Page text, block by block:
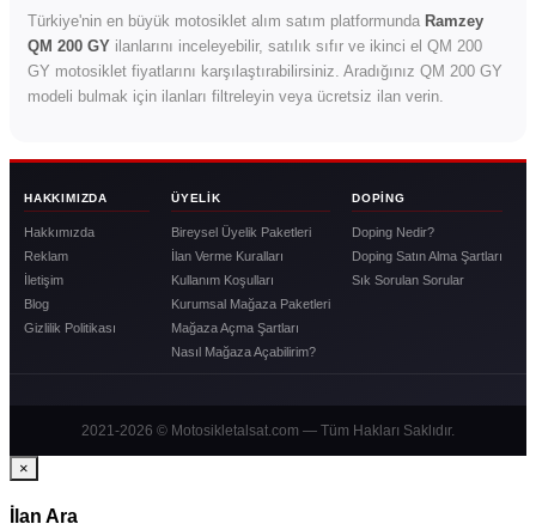
Türkiye'nin en büyük motosiklet alım satım platformunda Ramzey
QM 200 GY ilanlarını inceleyebilir, satılık sıfır ve ikinci el QM 200
GY motosiklet fiyatlarını karşılaştırabilirsiniz. Aradığınız QM 200 GY
modeli bulmak için ilanları filtreleyin veya ücretsiz ilan verin.
HAKKIMIZDA
Hakkımızda
Reklam
İletişim
Blog
Gizlilik Politikası
ÜYELIK
Bireysel Üyelik Paketleri
İlan Verme Kuralları
Kullanım Koşulları
Kurumsal Mağaza Paketleri
Mağaza Açma Şartları
Nasıl Mağaza Açabilirim?
DOPING
Doping Nedir?
Doping Satın Alma Şartları
Sık Sorulan Sorular
2021-2026 © Motosikletalsat.com — Tüm Hakları Saklıdır.
×
İlan Ara